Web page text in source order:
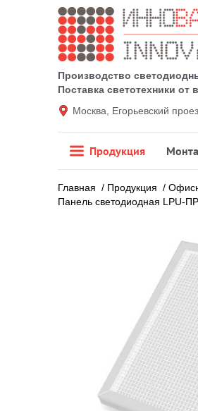
Производство
Поставка светотехники
Москва, Егорьевский
Продукция
Главная / Продукция /
Панель светодиодная LPU-